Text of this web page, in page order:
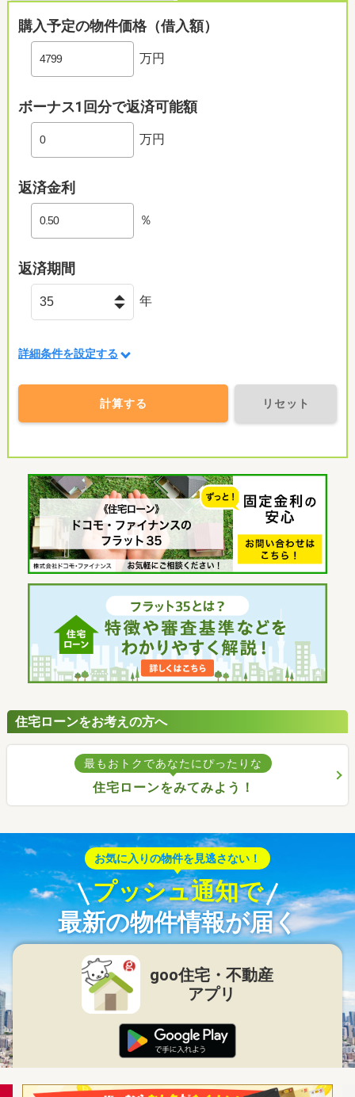
購入予定の物件価格（借入額）
万円
ボーナス1回分で返済可能額
万円
返済金利
％
返済期間
年
詳細条件を設定する
計算する リセット
住宅ローンをお考えの方へ
最もおトクであなたにぴったりな
住宅ローンをみてみよう！
お気に入りの物件を見逃さない！
プッシュ通知で
最新の物件情報が届く
goo住宅・不動産
アプリ